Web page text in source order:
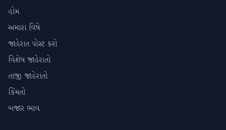
હોમ
અમારા વિષે
જાહેરાત પોસ્ટ કરો
વિશેષ જાહેરાતો
તાજી જાહેરાતો
કિંમતો
બજાર ભાવ